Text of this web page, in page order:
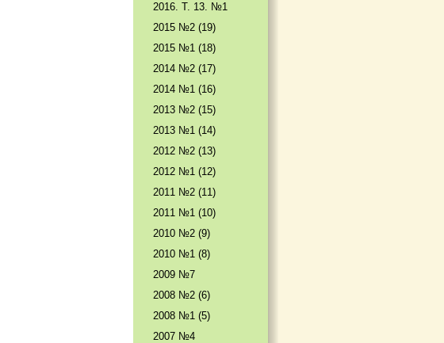
2016. T. 13. №1
2015 №2 (19)
2015 №1 (18)
2014 №2 (17)
2014 №1 (16)
2013 №2 (15)
2013 №1 (14)
2012 №2 (13)
2012 №1 (12)
2011 №2 (11)
2011 №1 (10)
2010 №2 (9)
2010 №1 (8)
2009 №7
2008 №2 (6)
2008 №1 (5)
2007 №4